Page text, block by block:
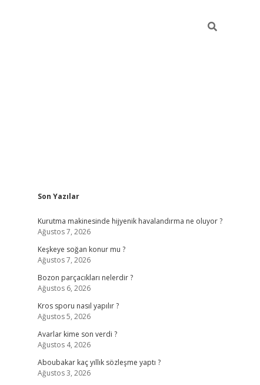
Sidebar
Son Yazılar
Kurutma makinesinde hijyenik havalandırma ne oluyor ?
Ağustos 7, 2026
Keşkeye soğan konur mu ?
Ağustos 7, 2026
Bozon parçacıkları nelerdir ?
Ağustos 6, 2026
Kros sporu nasıl yapılır ?
Ağustos 5, 2026
Avarlar kime son verdi ?
Ağustos 4, 2026
Aboubakar kaç yıllık sözleşme yaptı ?
Ağustos 3, 2026